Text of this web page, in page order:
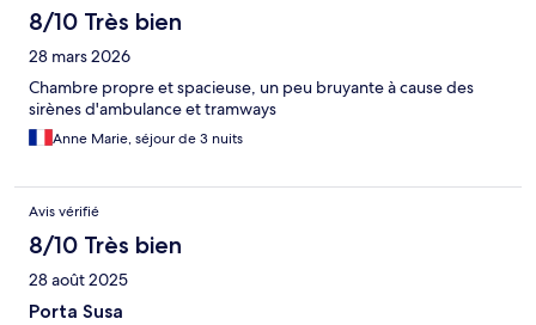
8/10 Très bien
28 mars 2026
Chambre propre et spacieuse, un peu bruyante à cause des
sirènes d'ambulance et tramways
Anne Marie, séjour de 3 nuits
Avis vérifié
8/10 Très bien
28 août 2025
Porta Susa